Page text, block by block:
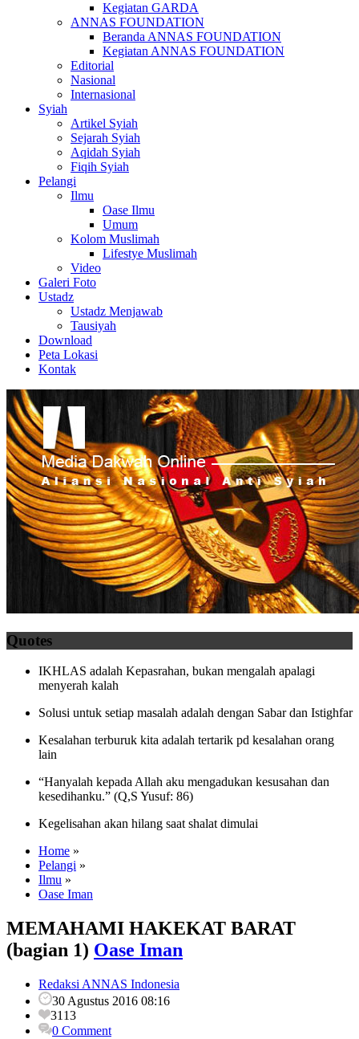
Kegiatan GARDA
ANNAS FOUNDATION
Beranda ANNAS FOUNDATION
Kegiatan ANNAS FOUNDATION
Editorial
Nasional
Internasional
Syiah
Artikel Syiah
Sejarah Syiah
Aqidah Syiah
Fiqih Syiah
Pelangi
Ilmu
Oase Ilmu
Umum
Kolom Muslimah
Lifestye Muslimah
Video
Galeri Foto
Ustadz
Ustadz Menjawab
Tausiyah
Download
Peta Lokasi
Kontak
Quotes
IKHLAS adalah Kepasrahan, bukan mengalah apalagi
menyerah kalah
Solusi untuk setiap masalah adalah dengan Sabar dan Istighfar
Kesalahan terburuk kita adalah tertarik pd kesalahan orang
lain
“Hanyalah kepada Allah aku mengadukan kesusahan dan
kesedihanku.” (Q,S Yusuf: 86)
Kegelisahan akan hilang saat shalat dimulai
Home »
Pelangi »
Ilmu »
Oase Iman
MEMAHAMI HAKEKAT BARAT
(bagian 1) Oase Iman
Redaksi ANNAS Indonesia
30 Agustus 2016 08:16
3113
0 Comment